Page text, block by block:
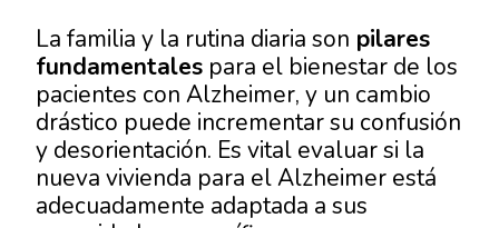
La familia y la rutina diaria son pilares
fundamentales para el bienestar de los
pacientes con Alzheimer, y un cambio
drástico puede incrementar su confusión
y desorientación. Es vital evaluar si la
nueva vivienda para el Alzheimer está
adecuadamente adaptada a sus